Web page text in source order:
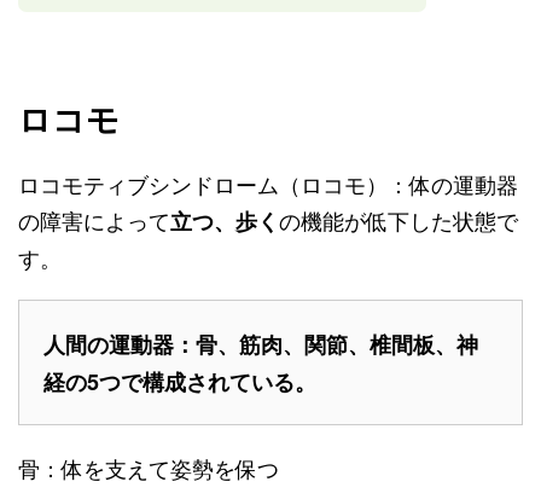
ロコモ
ロコモティブシンドローム（ロコモ）：体の運動器
の障害によって立つ、歩くの機能が低下した状態で
す。
人間の運動器：骨、筋肉、関節、椎間板、神
経の5つで構成されている。
骨：体を支えて姿勢を保つ